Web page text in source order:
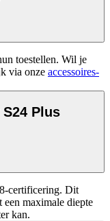
toestellen. Wil je
via onze accessoires-
Plus
certificering. Dit
een maximale diepte
kan.